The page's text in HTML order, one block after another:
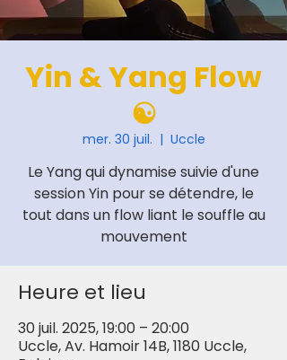
Yin & Yang Flow
☯️
mer. 30 juil.
  |
Uccle
Le Yang qui dynamise suivie d'une
session Yin pour se détendre, le
tout dans un flow liant le souffle au
mouvement
Heure et lieu
30 juil. 2025, 19:00 – 20:00
Uccle, Av. Hamoir 14B, 1180 Uccle,